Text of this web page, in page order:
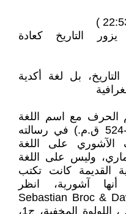
التاريخ كعادة
بل لغة أكدية
الحرف مع اسم اللغة
لذلك فإن Themistokles (524-459 ق.م.) في رسالته
الآشوري على اللغة
وليس على اللغة
القديمة كانت تكتب
آشورية، انظر
(Sebastian Broc &
The acicnt Aramaic heritage. ، اللولوة المخفية، ج1،